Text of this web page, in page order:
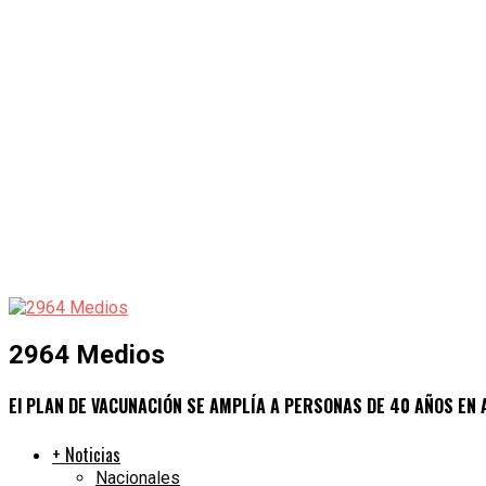
2964 Medios
El PLAN DE VACUNACIÓN SE AMPLÍA A PERSONAS DE 40 AÑOS EN
+ Noticias
Nacionales